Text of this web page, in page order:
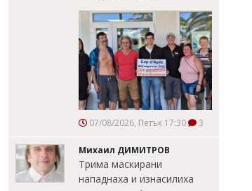
07/08/2026, Петък 17:30 3
Михаил ДИМИТРОВ
Трима маскирани
нападнаха и изнасилиха